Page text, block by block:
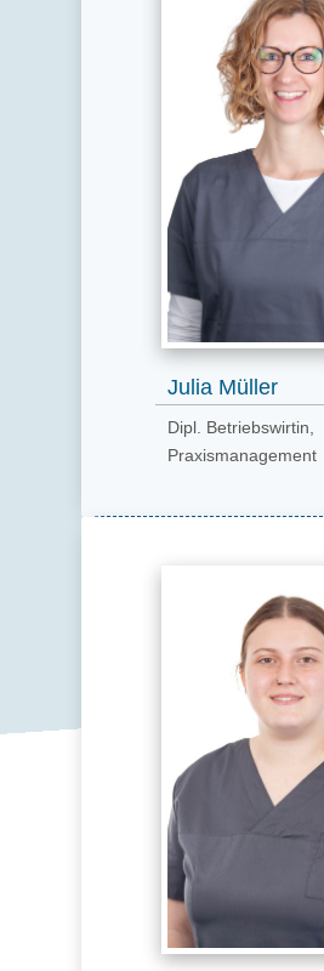
Julia Müller
Dipl. Betriebswirtin,
Praxismanagement